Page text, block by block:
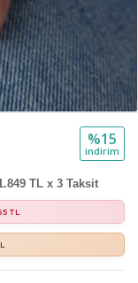
%15
i̇ndi̇ri̇m
TL x 3 Taksit
TL